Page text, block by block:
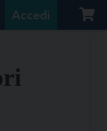
Accedi